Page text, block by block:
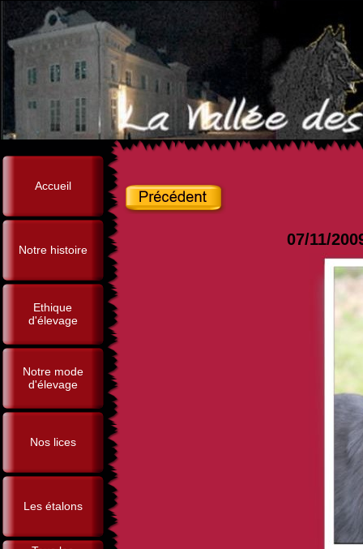
Accueil
Notre histoire
Ethique
d'élevage
Notre mode
d'élevage
Nos lices
Les étalons
07/11/